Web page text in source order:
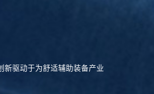
新驱动于为舒适辅助装备产业